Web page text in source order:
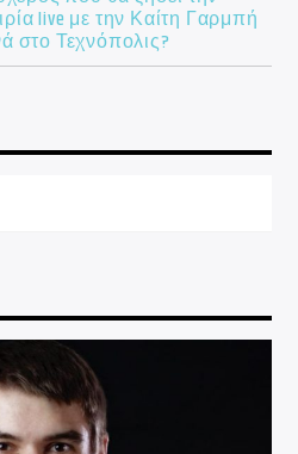
live με την Καίτη Γαρμπή
στο Τεχνόπολις?